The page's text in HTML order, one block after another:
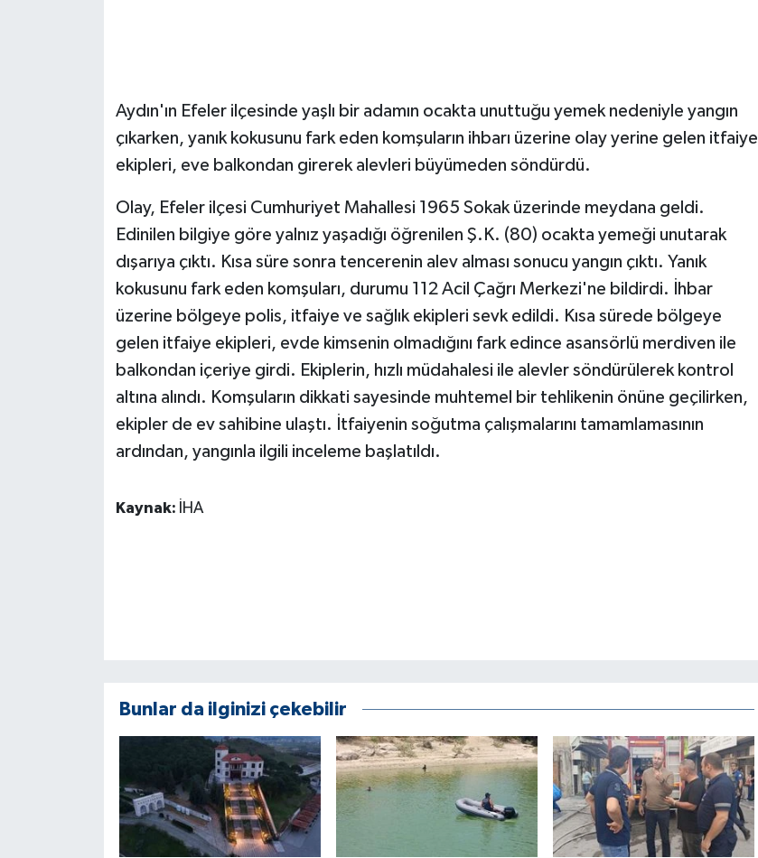
Aydın'ın Efeler ilçesinde yaşlı bir adamın ocakta unuttuğu yemek nedeniyle yangın
çıkarken, yanık kokusunu fark eden komşuların ihbarı üzerine olay yerine gelen itfaiye
ekipleri, eve balkondan girerek alevleri büyümeden söndürdü.
Olay, Efeler ilçesi Cumhuriyet Mahallesi 1965 Sokak üzerinde meydana geldi.
Edinilen bilgiye göre yalnız yaşadığı öğrenilen Ş.K. (80) ocakta yemeği unutarak
dışarıya çıktı. Kısa süre sonra tencerenin alev alması sonucu yangın çıktı. Yanık
kokusunu fark eden komşuları, durumu 112 Acil Çağrı Merkezi'ne bildirdi. İhbar
üzerine bölgeye polis, itfaiye ve sağlık ekipleri sevk edildi. Kısa sürede bölgeye
gelen itfaiye ekipleri, evde kimsenin olmadığını fark edince asansörlü merdiven ile
balkondan içeriye girdi. Ekiplerin, hızlı müdahalesi ile alevler söndürülerek kontrol
altına alındı. Komşuların dikkati sayesinde muhtemel bir tehlikenin önüne geçilirken,
ekipler de ev sahibine ulaştı. İtfaiyenin soğutma çalışmalarını tamamlamasının
ardından, yangınla ilgili inceleme başlatıldı.
Kaynak: İHA
Bunlar da ilginizi çekebilir
İş Dünyası
Jandarma
MAGAZİN
Otomobil
TEKNOLOJİ
ÜLKE GÜNDEMİ